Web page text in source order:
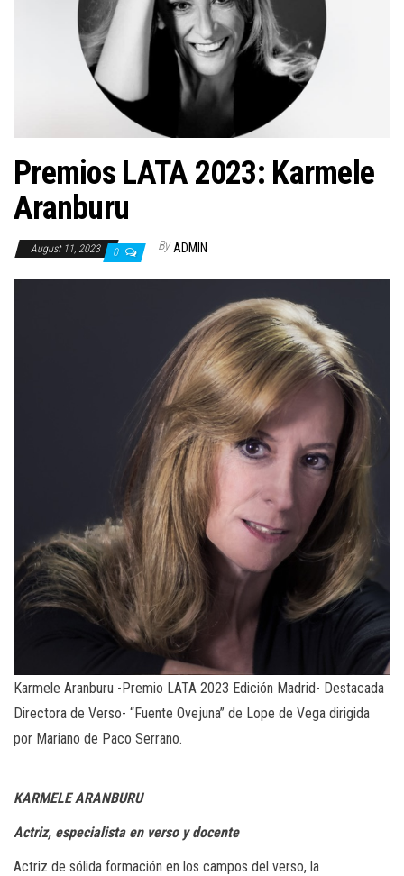
Premios LATA 2023: Karmele
Aranburu
August 11, 2023 0 By ADMIN
Karmele Aranburu -Premio LATA 2023 Edición Madrid- Destacada
Directora de Verso- “Fuente Ovejuna” de Lope de Vega dirigida
por Mariano de Paco Serrano.
KARMELE ARANBURU
Actriz, especialista en verso y docente
Actriz de sólida formación en los campos del verso, la